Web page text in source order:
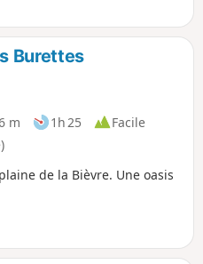
de
la
LES
mettre
Burettes
m 1h 25
Facile
de la Bièvre. Une oasis